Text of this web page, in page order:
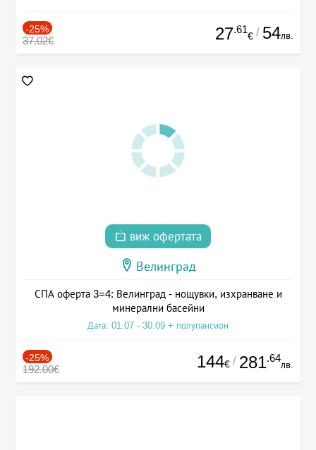
-25%
37.02€ 27.61
€ / 54лв.
виж офертата
Велинград
СПА оферта 3=4: Велинград - нощувки, изхранване и
минерални басейни
Дата: 01.07 - 30.09 + полупансион
-25%
192.00€ 144€ / 281.64
лв.